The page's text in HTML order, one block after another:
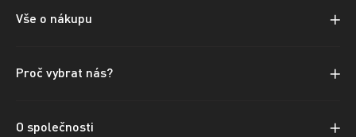
Vše o nákupu
Proč vybrat nás?
O společnosti